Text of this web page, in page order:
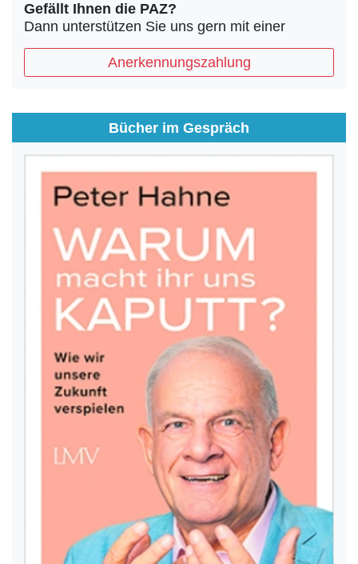
Gefällt Ihnen die PAZ?
Dann unterstützen Sie uns gern mit einer
Anerkennungszahlung
Bücher im Gespräch